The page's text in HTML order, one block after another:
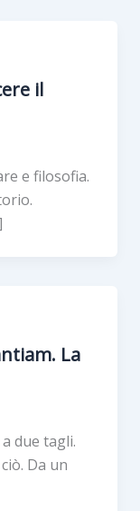
il
e filosofia.
La
due tagli.
Da un